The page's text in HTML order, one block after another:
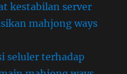
kestabilan server
mahjong ways
seluler terhadap